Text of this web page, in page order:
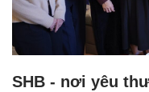
SHB - nơi yêu